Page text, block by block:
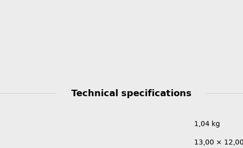
Technical specifications
1,04 kg
13,00 ×